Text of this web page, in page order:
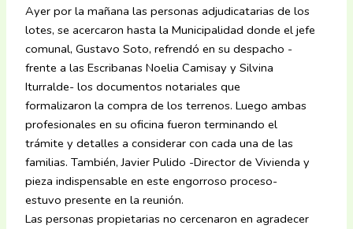
Ayer por la mañana las personas adjudicatarias de los
lotes, se acercaron hasta la Municipalidad donde el jefe
comunal, Gustavo Soto, refrendó en su despacho -
frente a las Escribanas Noelia Camisay y Silvina
Iturralde- los documentos notariales que
formalizaron la compra de los terrenos. Luego ambas
profesionales en su oficina fueron terminando el
trámite y detalles a considerar con cada una de las
familias. También, Javier Pulido -Director de Vivienda y
pieza indispensable en este engorroso proceso-
estuvo presente en la reunión.
Las personas propietarias no cercenaron en agradecer